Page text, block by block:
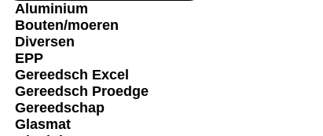
Aluminium
Bouten/moeren
Diversen
EPP
Gereedsch Excel
Gereedsch Proedge
Gereedschap
Glasmat